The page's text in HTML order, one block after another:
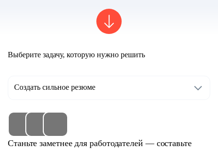
Выберите задачу, которую нужно решить
Создать сильное резюме
Станьте заметнее для работодателей — составьте